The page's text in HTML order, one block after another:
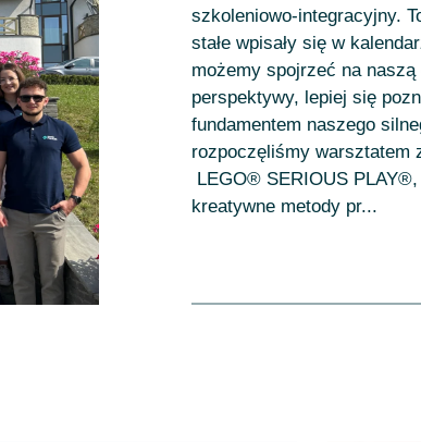
szkoleniowo-integracyjny.
stałe wpisały się w
możemy spojrzeć na naszą
perspektywy, lepiej się
fundamentem naszego
rozpoczęliśmy warsztatem
LEGO® SERIOUS
kreatywne metody pr...